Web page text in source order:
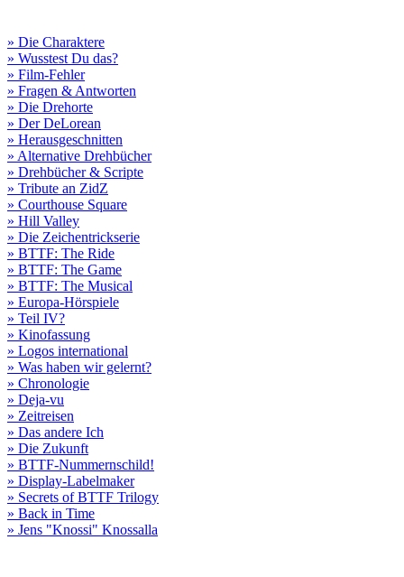
» Die Charaktere
» Wusstest Du das?
» Film-Fehler
» Fragen & Antworten
» Die Drehorte
» Der DeLorean
» Herausgeschnitten
» Alternative Drehbücher
» Drehbücher & Scripte
» Tribute an ZidZ
» Courthouse Square
» Hill Valley
» Die Zeichentrickserie
» BTTF: The Ride
» BTTF: The Game
» BTTF: The Musical
» Europa-Hörspiele
» Teil IV?
» Kinofassung
» Logos international
» Was haben wir gelernt?
» Chronologie
» Deja-vu
» Zeitreisen
» Das andere Ich
» Die Zukunft
» BTTF-Nummernschild!
» Display-Labelmaker
» Secrets of BTTF Trilogy
» Back in Time
» Jens "Knossi" Knossalla